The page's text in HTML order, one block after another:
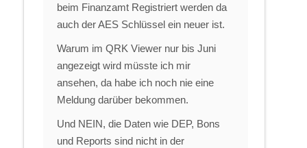
beim Finanzamt Registriert werden da
auch der AES Schlüssel ein neuer ist.
Warum im QRK Viewer nur bis Juni
angezeigt wird müsste ich mir
ansehen, da habe ich noch nie eine
Meldung darüber bekommen.
Und NEIN, die Daten wie DEP, Bons
und Reports sind nicht in der